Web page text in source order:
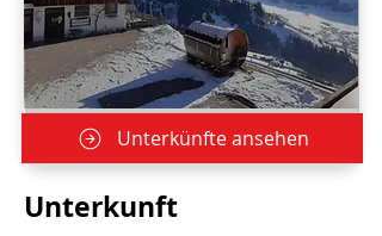
Unterkünfte ansehen
Unterkunft